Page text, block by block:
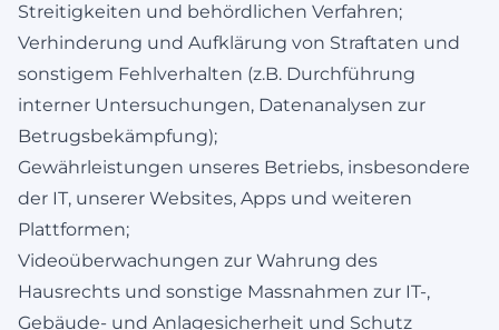
Streitigkeiten und behördlichen Verfahren;
Verhinderung und Aufklärung von Straftaten und
sonstigem Fehlverhalten (z.B. Durchführung
interner Untersuchungen, Datenanalysen zur
Betrugsbekämpfung);
Gewährleistungen unseres Betriebs, insbesondere
der IT, unserer Websites, Apps und weiteren
Plattformen;
Videoüberwachungen zur Wahrung des
Hausrechts und sonstige Massnahmen zur IT-,
Gebäude- und Anlagesicherheit und Schutz